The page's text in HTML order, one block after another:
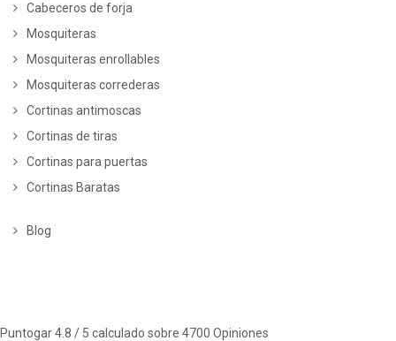
Cabeceros de forja
Mosquiteras
Mosquiteras enrollables
Mosquiteras correderas
Cortinas antimoscas
Cortinas de tiras
Cortinas para puertas
Cortinas Baratas
Blog
Puntogar4.8 / 5 calculado sobre 4700 Opiniones